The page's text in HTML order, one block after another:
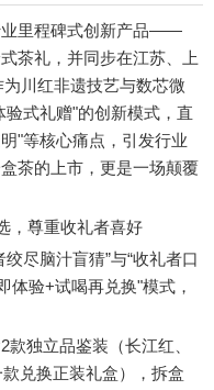
里程碑式创新产品——
茶礼，并同步在江苏、上
川红非遗技艺与数芯微
式礼赠"的创新模式，直
"等核心痛点，引发行业
茶的上市，更是一场颠覆
尊重收礼者喜好
尽脑汁盲猜”与“收礼者口
体验+试喝再兑换"模式，
独立品鉴装（长江红、
兑换正装礼盒），拆盒